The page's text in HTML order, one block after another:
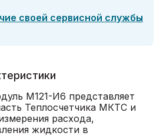
своей сервисной службы
М121-И6 представляет
Теплосчетчика МКТС и
расхода,
жидкости в